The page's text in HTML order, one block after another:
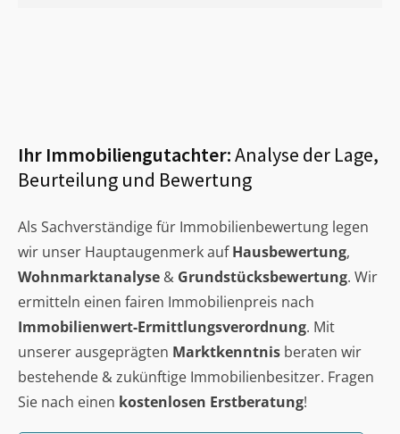
Ihr Immobiliengutachter:Analyse der Lage,
Beurteilung und Bewertung
Als Sachverständige für Immobilienbewertung legen
wir unser Hauptaugenmerk aufHausbewertung,
Wohnmarktanalyse & Grundstücksbewertung. Wir
ermitteln einen fairen Immobilienpreis nach
Immobilienwert-Ermittlungsverordnung. Mit
unserer ausgeprägten Marktkenntnis beraten wir
bestehende & zukünftige Immobilienbesitzer. Fragen
Sie nach einen kostenlosen Erstberatung!